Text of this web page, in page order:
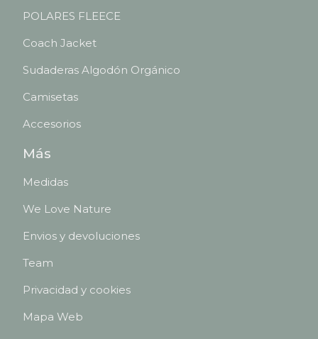
POLARES FLEECE
Coach Jacket
Sudaderas Algodón Orgánico
Camisetas
Accesorios
Más
Medidas
We Love Nature
Envios y devoluciones
Team
Privacidad y cookies
Mapa Web